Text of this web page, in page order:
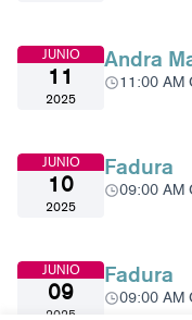
JUNIO
11
2025
Andra
11:00 AM
JUNIO
10
2025
Fadura
09:00 AM
JUNIO
09
2025
Fadura
09:00 AM